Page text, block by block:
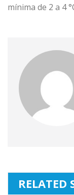
mínima de 2 a 4
RELATED